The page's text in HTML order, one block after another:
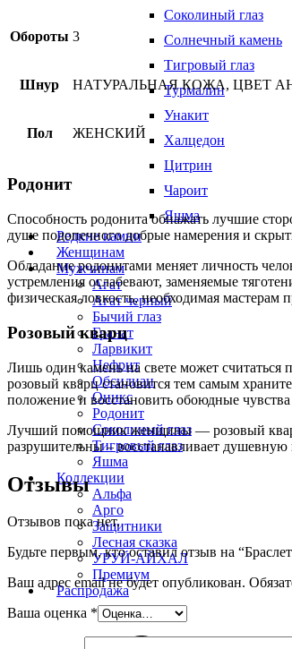
Соколиный глаз
Солнечный камень
Тигровый глаз
Турмалин
Унакит
Халцедон
Цитрин
Чароит
Яшма
Редкие камни
Женщинам
Мужчинам
Агат
Агат черный
Бычий глаз
Гранат
Ларвикит
Нефрит
Обсидиан
Оникс
Родонит
Соколиный глаз
Тигровый глаз
Яшма
Коллекции
Альфа
Арго
Защитники
Лесная сказка
УРУЙ-АЙХАЛ
Премиум
Распродажа
Обороты 3
Шнур НАТУРАЛЬНАЯ КОЖА, ЦВЕТ
Пол ЖЕНСКИЙ
Родонит
Способность родонита обнажать лучшие
душе подопечного добрые намерения и
Обладание родонитами меняет личность
устремления ослабевают, заменяемые
физическая ловкость, необходимая мастерам
Розовый кварц
Лишь один камень на свете может считаться
розовый кварц становится тем самым
положение и восстановить обоюдные
Лучший помощник женщины — розовый кварц,
разрушительны – восстанавливает
Отзывы
Отзывов пока нет.
Будьте первым, кто оставил отзыв на
Ваш адрес email не будет опубликован.
Ваша оценка *